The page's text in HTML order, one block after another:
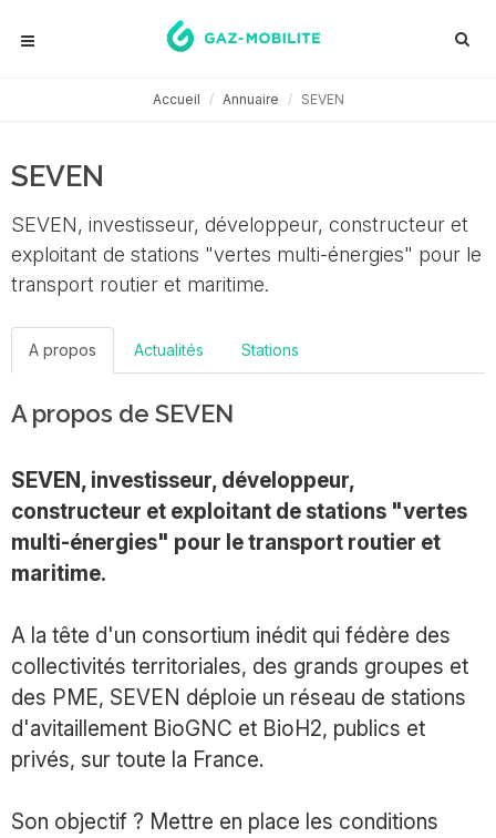
Accueil Annuaire SEVEN
SEVEN
SEVEN, investisseur, développeur, constructeur et
exploitant de stations "vertes multi-énergies" pour le
transport routier et maritime.
A propos Actualités Stations
A propos de SEVEN
SEVEN, investisseur, développeur,
constructeur et exploitant de stations "vertes
multi-énergies" pour le transport routier et
maritime.
A la tête d'un consortium inédit qui fédère des
collectivités territoriales, des grands groupes et
des PME, SEVEN déploie un réseau de stations
d'avitaillement BioGNC et BioH2, publics et
privés, sur toute la France.
Son objectif ? Mettre en place les conditions